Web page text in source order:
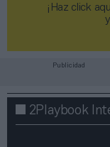
¡Haz click
Publicidad
2Playbook